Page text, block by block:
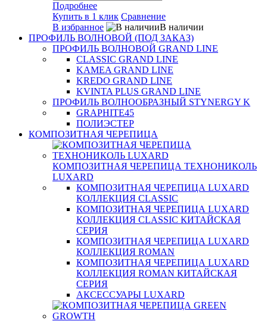
Подробнее
Купить в 1 клик Сравнение
В избранное
В наличии
ПРОФИЛЬ ВОЛНОВОЙ (ПОД ЗАКАЗ)
ПРОФИЛЬ ВОЛНОВОЙ GRAND LINE
CLASSIC GRAND LINE
KAMEA GRAND LINE
KREDO GRAND LINE
KVINTA PLUS GRAND LINE
ПРОФИЛЬ ВОЛНООБРАЗНЫЙ STYNERGY K
GRAPHITE45
ПОЛИЭСТЕР
КОМПОЗИТНАЯ ЧЕРЕПИЦА
КОМПОЗИТНАЯ ЧЕРЕПИЦА ТЕХНОНИКОЛЬ
LUXARD
КОМПОЗИТНАЯ ЧЕРЕПИЦА LUXARD
КОЛЛЕКЦИЯ CLASSIC
КОМПОЗИТНАЯ ЧЕРЕПИЦА LUXARD
КОЛЛЕКЦИЯ CLASSIC КИТАЙСКАЯ
СЕРИЯ
КОМПОЗИТНАЯ ЧЕРЕПИЦА LUXARD
КОЛЛЕКЦИЯ ROMAN
КОМПОЗИТНАЯ ЧЕРЕПИЦА LUXARD
КОЛЛЕКЦИЯ ROMAN КИТАЙСКАЯ
СЕРИЯ
АКСЕССУАРЫ LUXARD